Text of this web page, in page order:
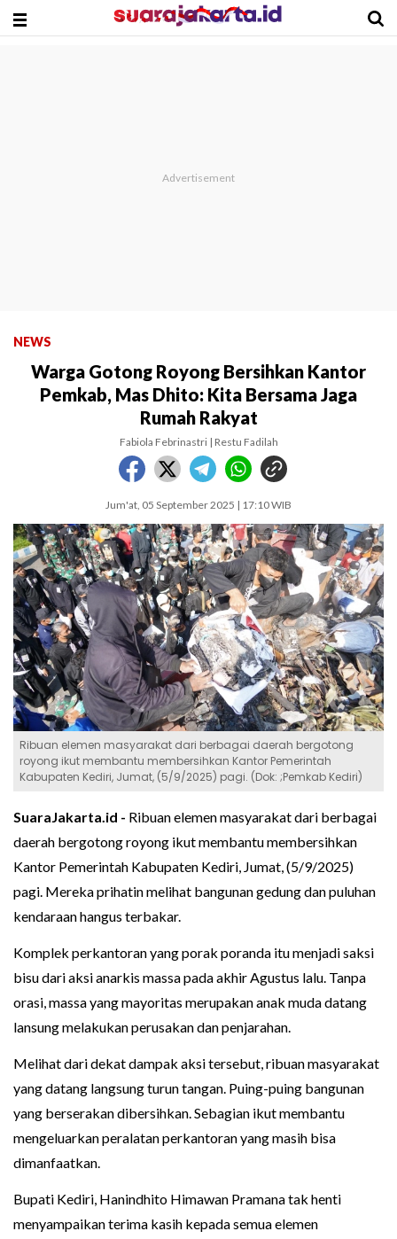
NEWS
Warga Gotong Royong Bersihkan Kantor
Pemkab, Mas Dhito: Kita Bersama Jaga
Rumah Rakyat
Fabiola Febrinastri | Restu Fadilah
Jum'at, 05 September 2025 | 17:10 WIB
Ribuan elemen masyarakat dari berbagai daerah bergotong
royong ikut membantu membersihkan Kantor Pemerintah
Kabupaten Kediri, Jumat, (5/9/2025) pagi. (Dok: ;Pemkab Kediri)
SuaraJakarta.id - Ribuan elemen masyarakat dari berbagai
daerah bergotong royong ikut membantu membersihkan
Kantor Pemerintah Kabupaten Kediri, Jumat, (5/9/2025)
pagi. Mereka prihatin melihat bangunan gedung dan puluhan
kendaraan hangus terbakar.
Komplek perkantoran yang porak poranda itu menjadi saksi
bisu dari aksi anarkis massa pada akhir Agustus lalu. Tanpa
orasi, massa yang mayoritas merupakan anak muda datang
lansung melakukan perusakan dan penjarahan.
Melihat dari dekat dampak aksi tersebut, ribuan masyarakat
yang datang langsung turun tangan. Puing-puing bangunan
yang berserakan dibersihkan. Sebagian ikut membantu
mengeluarkan peralatan perkantoran yang masih bisa
dimanfaatkan.
Bupati Kediri, Hanindhito Himawan Pramana tak henti
menyampaikan terima kasih kepada semua elemen